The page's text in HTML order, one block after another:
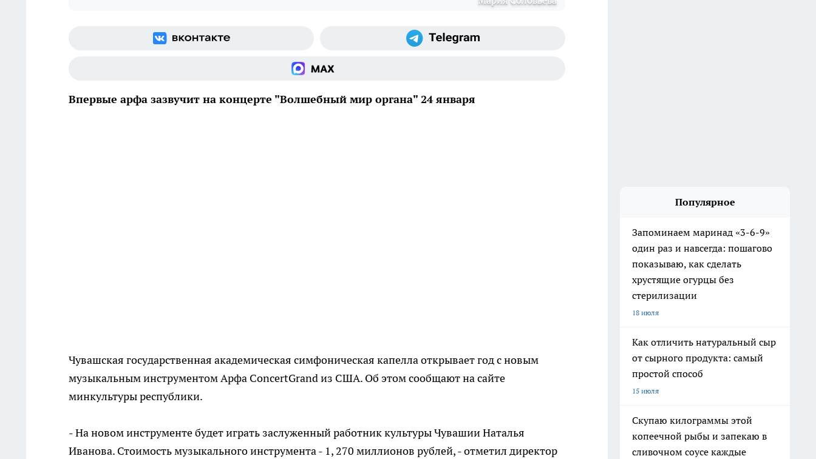
Впервые арфа зазвучит на концерте "Волшебный мир органа" 24 января
Чувашская государственная академическая симфоническая капелла открывает год с новым
музыкальным инструментом Арфа ConcertGrand из США. Об этом сообщают на сайте
минкультуры республики.
- На новом инструменте будет играть заслуженный работник культуры Чувашии Наталья
Иванова. Стоимость музыкального инструмента - 1, 270 миллионов рублей, - отметил директор
Популярное
Запоминаем маринад «3-6-9»
один раз и навсегда: пошагово
показываю, как сделать
хрустящие огурцы без
стерилизации
18 июля
Как отличить натуральный сыр
от сырного продукта: самый
простой способ
15 июля
Скупаю килограммы этой
копеечной рыбы и запекаю в
сливочном соусе каждые